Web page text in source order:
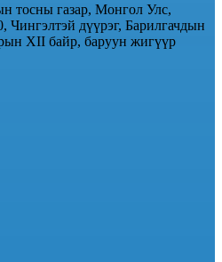
тосны газар, Монгол Улс,
Чингэлтэй дүүрэг, Барилгачдын
XII байр, баруун жигүүр